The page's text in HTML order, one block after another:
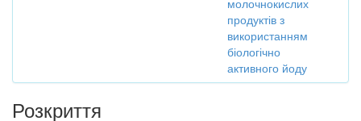
молочнокислих
продуктів з
використанням
біологічно
активного йоду
Розкриття